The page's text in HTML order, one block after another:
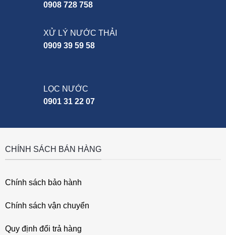
0908 728 758
XỬ LÝ NƯỚC THẢI
0909 39 59 58
LỌC NƯỚC
0901 31 22 07
CHÍNH SÁCH BÁN HÀNG
Chính sách bảo hành
Chính sách vận chuyển
Quy định đổi trả hàng